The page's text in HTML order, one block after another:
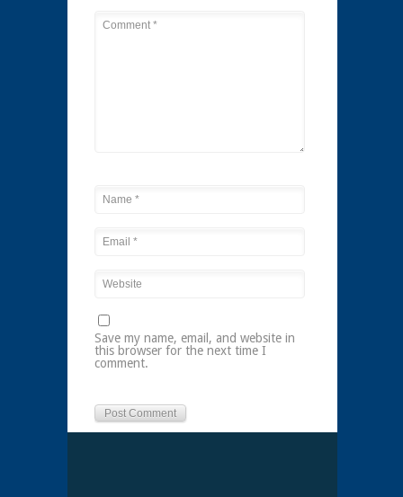
Save my name, email, and website in
this browser for the next time I
comment.